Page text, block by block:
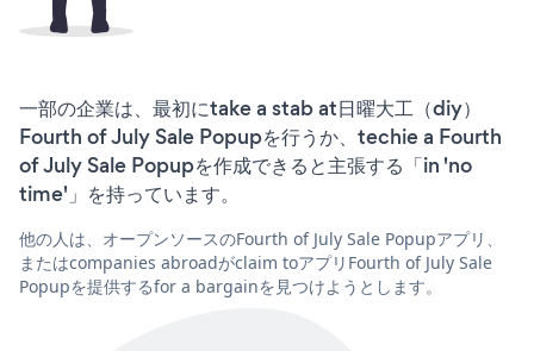
一部の企業は、最初にtake a stab at日曜大工（diy）
Fourth of July Sale Popupを行うか、techie a Fourth
of July Sale Popupを作成できると主張する「in 'no
time'」を持っています。
他の人は、オープンソースのFourth of July Sale Popupアプリ、
またはcompanies abroadがclaim toアプリFourth of July Sale
Popupを提供するfor a bargainを見つけようとします。